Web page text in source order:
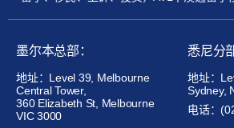
墨尔本总部：
地址：Level 39, Melbourne
Central Tower,
360 Elizabeth St, Melbourne
VIC 3000
悉尼分
地址：
Sydney,
电话：